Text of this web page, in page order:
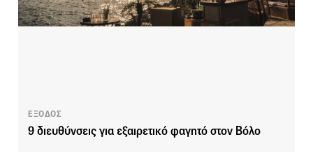
ΕΞΟΔΟΣ
9 διευθύνσεις για εξαιρετικό φαγητό στον Βόλο